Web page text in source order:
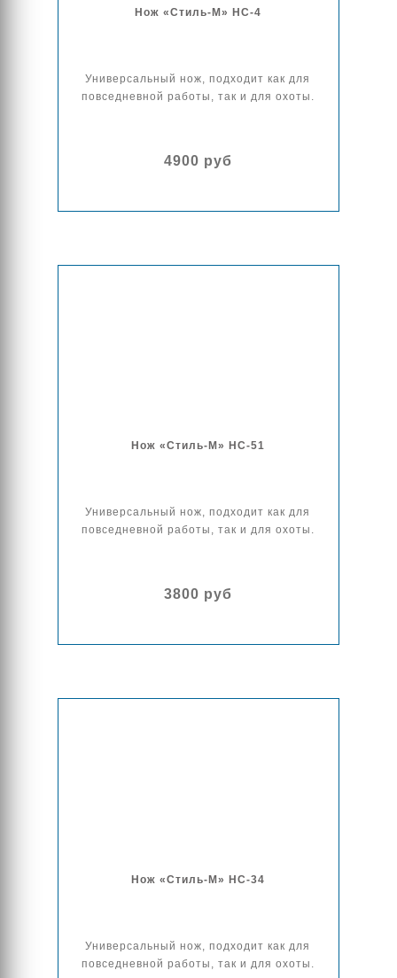
Нож «Стиль-М» НС-4
Универсальный нож, подходит как для
повседневной работы, так и для охоты.
4900 руб
Нож «Стиль-М» НС-51
Универсальный нож, подходит как для
повседневной работы, так и для охоты.
3800 руб
Нож «Стиль-М» НС-34
Универсальный нож, подходит как для
повседневной работы, так и для охоты.